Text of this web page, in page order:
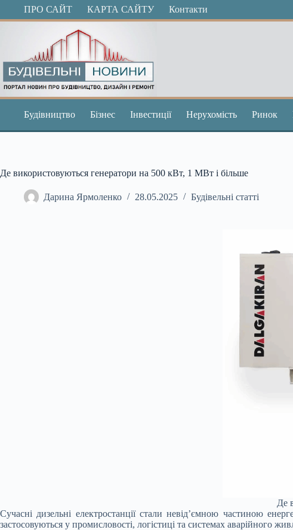
ПерейтиПРО САЙТ КАРТА САЙТУ Контакти
Будівництво Бізнес Інвестиції Нерухомість Ринок
Де використовуються генератори на 500 кВт, 1 МВт і більше
Дарина Ярмоленко 28.05.2025 Будівельні статті
Де
Сучасні дизельні електростанції стали невід’ємною частиною
застосовуються у промисловості, логістиці та системах аварійного